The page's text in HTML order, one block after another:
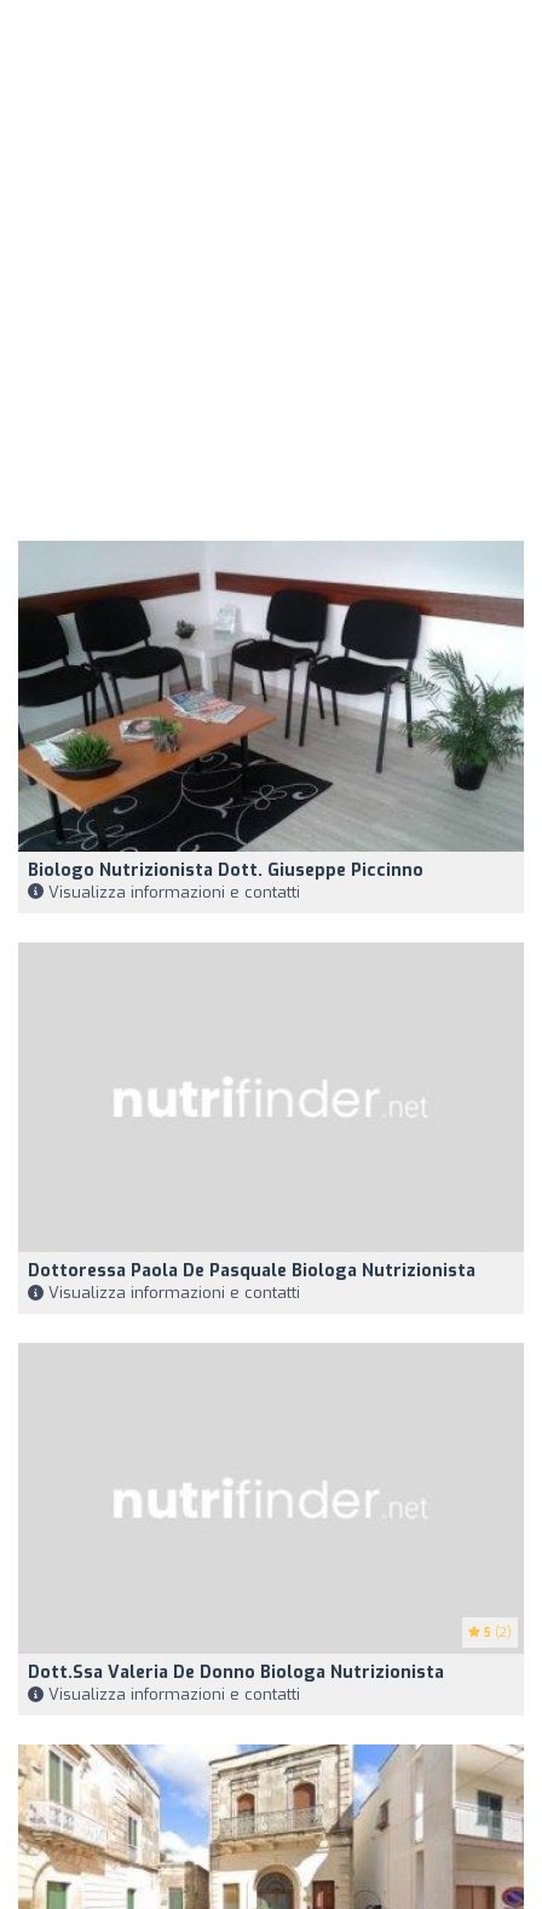
Biologo Nutrizionista Dott. Giuseppe Piccinno
Visualizza informazioni e contatti
Dottoressa Paola De Pasquale Biologa Nutrizionista
Visualizza informazioni e contatti
5 (2)
Dott.ssa Valeria De Donno Biologa Nutrizionista
Visualizza informazioni e contatti